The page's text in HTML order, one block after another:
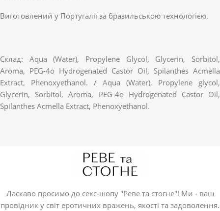
Виготовлений у Португалії за бразильською технологією.
Склад: Aqua (Water), Propylene Glycol, Glycerin, Sorbitol,
Aroma, PEG-4o Hydrogenated Castor Oil, Spilanthes Acmella
Extract, Phenoxyethanol. / Aqua (Water), Propylene glycol,
Glycerin, Sorbitol, Aroma, PEG-4o Hydrogenated Castor Oil,
Spilanthes Acmella Extract, Phenoxyethanol.
Ласкаво просимо до секс-шопу "Реве та стогне"! Ми - ваш
провідник у світ еротичних вражень, якості та задоволення.